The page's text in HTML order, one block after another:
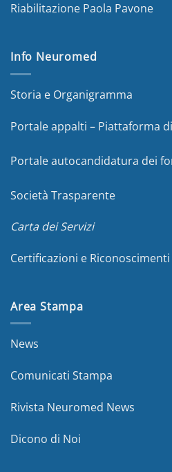
Riabilitazione Paola Pavone
Info Neuromed
Storia e Organigramma
Portale appalti – Piattaforma
Portale autocandidatura dei
Società Trasparente
Carta dei Servizi
Certificazioni e Riconoscimenti
Area Stampa
News
Comunicati Stampa
Rivista Neuromed News
Dicono di Noi